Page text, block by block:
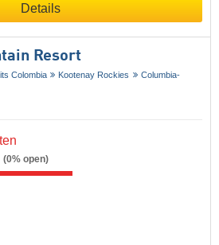
Details
Resort
Colombia Kootenay Rockies
Columbia-
(0% open)